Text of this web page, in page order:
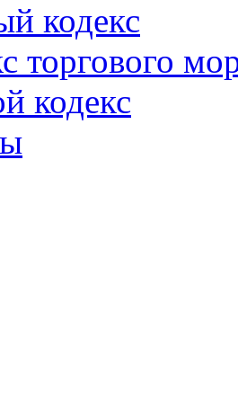
кодекс
торгового
кодекс